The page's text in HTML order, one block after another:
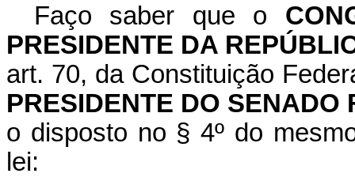
Faço saber que o
PRESIDENTE DA
art. 70, da Constituição
PRESIDENTE DO SENADO
o disposto no § 4º do
lei: